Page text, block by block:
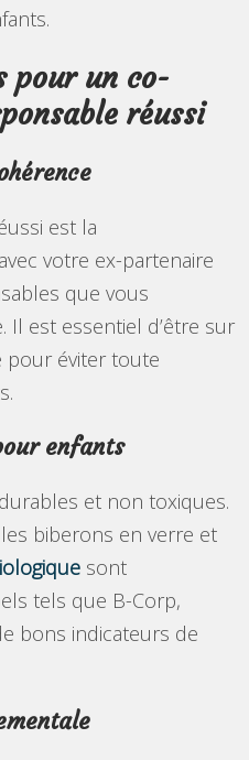
pour un co-
réussi
est la
votre ex-partenaire
que vous
Il est essentiel d’être sur
pour éviter toute
enfants
et non toxiques.
biberons en verre et
sont
tels que B-Corp,
bons indicateurs de